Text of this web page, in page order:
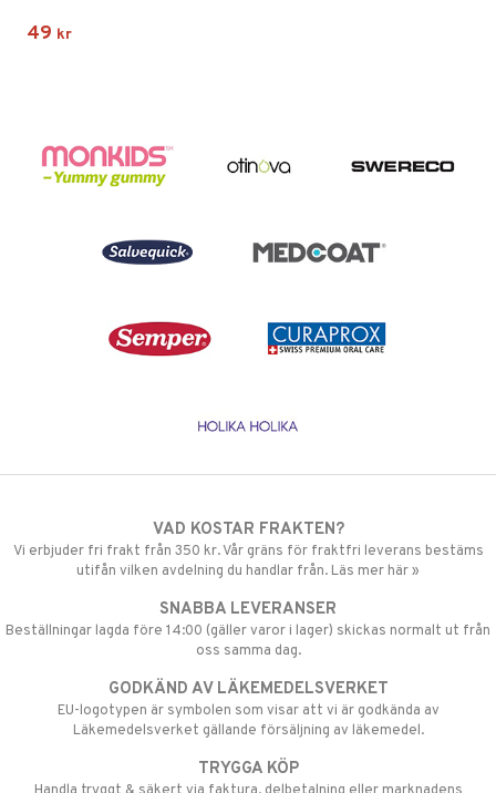
49 kr
VAD KOSTAR FRAKTEN?
Vi erbjuder fri frakt från 350 kr. Vår gräns för fraktfri leverans bestäms
utifån vilken avdelning du handlar från. Läs mer här »
SNABBA LEVERANSER
Beställningar lagda före 14:00 (gäller varor i lager) skickas normalt ut från
oss samma dag.
GODKÄND AV LÄKEMEDELSVERKET
EU-logotypen är symbolen som visar att vi är godkända av
Läkemedelsverket gällande försäljning av läkemedel.
TRYGGA KÖP